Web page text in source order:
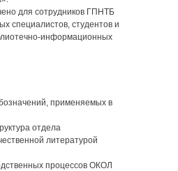
для сотрудников ГПНТБ
специалистов, студентов и
информационных
применяемых в
отдела
литературой
процессов ОКОЛ